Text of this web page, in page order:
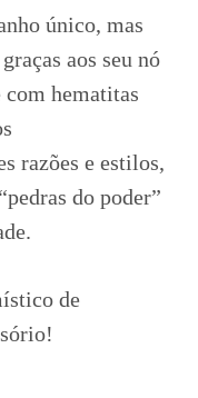
único, mas
aos seu nó
com hematitas
razões e estilos,
do poder”
de